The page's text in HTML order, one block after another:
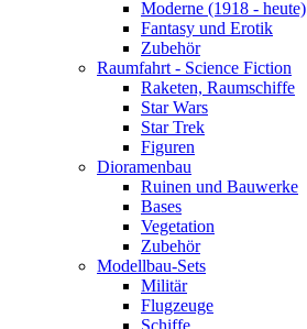
Moderne (1918 - heute)
Fantasy und Erotik
Zubehör
Raumfahrt - Science Fiction
Raketen, Raumschiffe
Star Wars
Star Trek
Figuren
Dioramenbau
Ruinen und Bauwerke
Bases
Vegetation
Zubehör
Modellbau-Sets
Militär
Flugzeuge
Schiffe